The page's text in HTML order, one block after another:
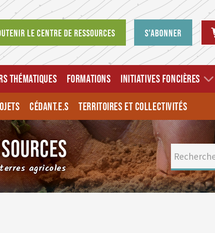
le centre de ressources S'abonner
THÉMATIQUES FORMATIONS INITIATIVES FONCIÈRES
CÉDANT.E.S TERRITOIRES ET COLLECTIVITÉS
agricoles